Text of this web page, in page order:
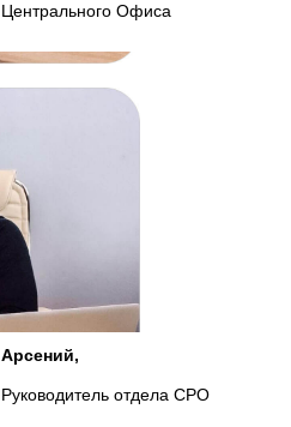
Центрального Офиса
Арсений,
Руководитель отдела СРО